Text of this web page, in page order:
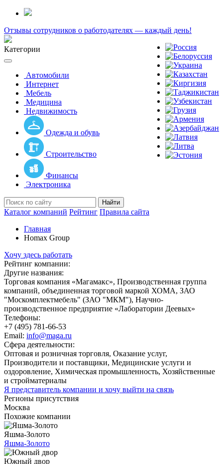
Отзывы сотрудников о работодателях — каждый день!
Категории
Toggle
navigationАвтомобили
Интернет
Мебель
Медицина
Недвижимость
Одежда и обувь
Строительство
Финансы
Электроника
Найти
Каталог компаний Рейтинг Правила сайта
Главная
Homax Group
Хочу здесь работать
Рейтинг компании:
Другие названия:
Торговая компания «Магамакс», Производственная группа
компаний, объединенная торговой маркой ХОМА, ЗАО
"Москомплектмебель" (ЗАО "МКМ"), Научно-
производственное предприятие «Лаборатории Деевых»
Телефоны:
+7 (495) 781-66-53
Email: info@maga.ru
Сфера деятельности:
Оптовая и розничная торговля, Оказание услуг,
Производители и поставщики, Медицинские услуги и
оздоровление, Химическая промышленность, Хозяйственные
и стройматериалы
Я представитель компании и хочу выйти на связь
Регионы присутствия
Москва
Похожие компании
Яшма-Золото
Яшма-Золото
Южный двор